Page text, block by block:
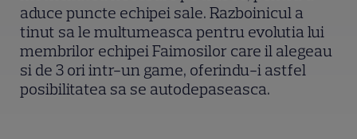
aduce puncte echipei sale. Razboinicul a
tinut sa le multumeasca pentru evolutia lui
membrilor echipei Faimosilor care il alegeau
si de 3 ori intr-un game, oferindu-i astfel
posibilitatea sa se autodepaseasca.